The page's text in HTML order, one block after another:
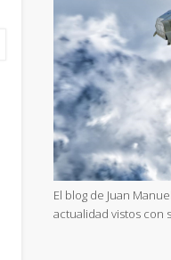
El blog de Juan
actualidad vistos con